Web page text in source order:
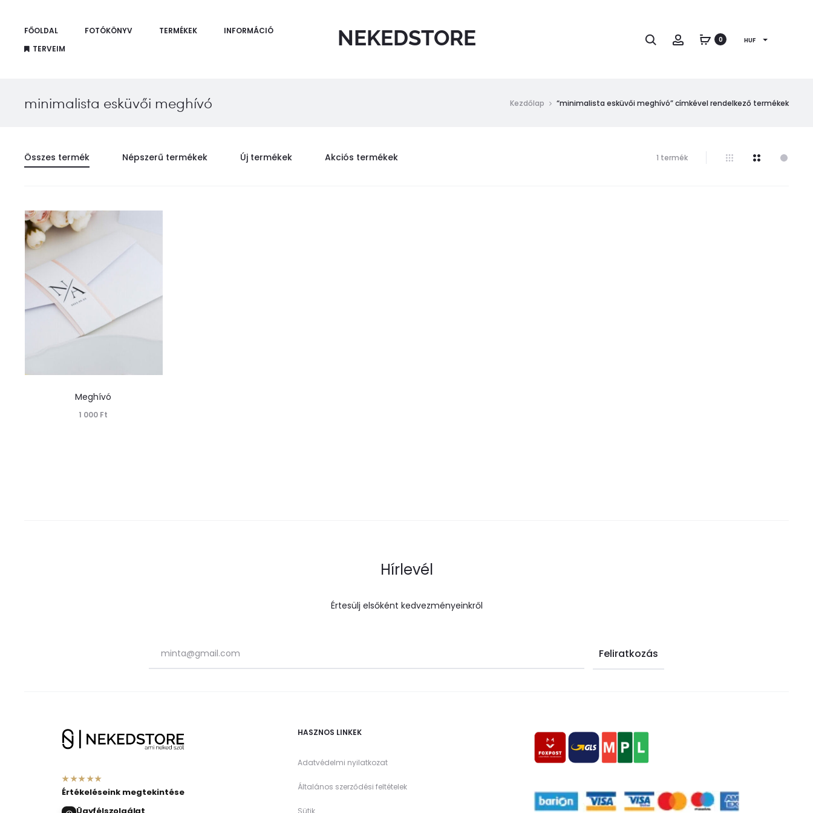
FŐOLDAL FOTÓKÖNYV TERMÉKEK
INFORMÁCIÓ
TERVEIM
NEKEDSTORE Keresés 0 HUF
minimalista esküvői meghívó Kezdőlap “minimalista esküvői meghívó” címkével rendelkező termékek
Összes termék Népszerű termékek Új termékek Akciós termékek 1 termékÖsszesen
Meghívó
1 000 Ft
Hírlevél
Értesülj elsőként kedvezményeinkről
★★★★★
Értékeléseink megtekintése
HASZNOS LINKEK
Adatvédelmi nyilatkozat
Általános szerződési feltételek